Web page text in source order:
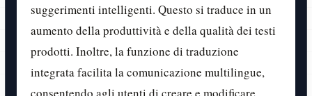
suggerimenti intelligenti. Questo si traduce in un
aumento della produttività e della qualità dei testi
prodotti. Inoltre, la funzione di traduzione
integrata facilita la comunicazione multilingue,
consentendo agli utenti di creare e modificare